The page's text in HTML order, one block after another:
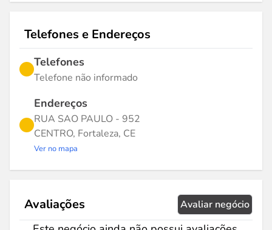
Telefones e Endereços
Telefones
Telefone não informado
Endereços
RUA SAO PAULO - 952
CENTRO, Fortaleza, CE
Ver no mapa
Avaliações Avaliar negócio